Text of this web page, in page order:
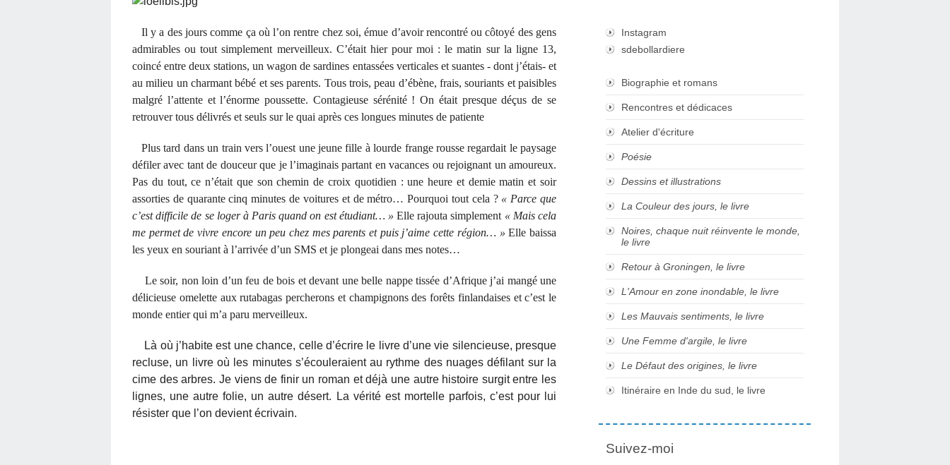
Il y a des jours comme ça où l’on rentre chez soi, émue d’avoir rencontré ou côtoyé des gens
admirables ou tout simplement merveilleux. C’était hier pour moi : le matin sur la ligne 13,
coincé entre deux stations, un wagon de sardines entassées verticales et suantes - dont j’étais- et
au milieu un charmant bébé et ses parents. Tous trois, peau d’ébène, frais, souriants et paisibles
malgré l’attente et l’énorme poussette. Contagieuse sérénité ! On était presque déçus de se
retrouver tous délivrés et seuls sur le quai après ces longues minutes de patiente
Plus tard dans un train vers l’ouest une jeune fille à lourde frange rousse regardait le paysage
défiler avec tant de douceur que je l’imaginais partant en vacances ou rejoignant un amoureux.
Pas du tout, ce n’était que son chemin de croix quotidien : une heure et demie matin et soir
assorties de quarante cinq minutes de voitures et de métro… Pourquoi tout cela ? « Parce que
c’est difficile de se loger à Paris quand on est étudiant… » Elle rajouta simplement « Mais cela
me permet de vivre encore un peu chez mes parents et puis j’aime cette région… » Elle baissa
les yeux en souriant à l’arrivée d’un SMS et je plongeai dans mes notes…
Le soir, non loin d’un feu de bois et devant une belle nappe tissée d’Afrique j’ai mangé une
délicieuse omelette aux rutabagas percherons et champignons des forêts finlandaises et c’est le
monde entier qui m’a paru merveilleux.
Là où j’habite est une chance, celle d’écrire le livre d’une vie silencieuse, presque
recluse, un livre où les minutes s’écouleraient au rythme des nuages défilant sur la
cime des arbres. Je viens de finir un roman et déjà une autre histoire surgit entre les
lignes, une autre folie, un autre désert. La vérité est mortelle parfois, c’est pour lui
résister que l’on devient écrivain.
Instagram
sdebollardiere
Biographie et romans
Rencontres et dédicaces
Atelier d'écriture
Poésie
Dessins et illustrations
La Couleur des jours, le livre
Noires, chaque nuit réinvente le monde,
le livre
Retour à Groningen, le livre
L'Amour en zone inondable, le livre
Les Mauvais sentiments, le livre
Une Femme d'argile, le livre
Le Défaut des origines, le livre
Itinéraire en Inde du sud, le livre
Suivez-moi